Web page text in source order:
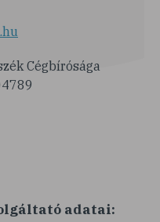
Cégbírósága
adatai: